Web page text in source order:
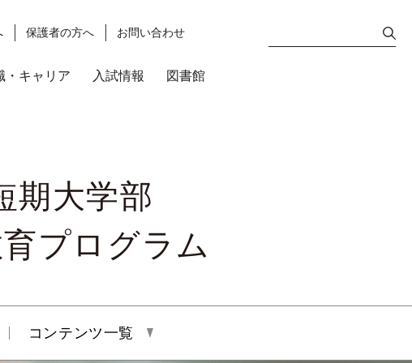
・キャリア 入試情報 図書館
保護者の方へ お問い合わせ
期大学部
プログラム
コンテンツ一覧